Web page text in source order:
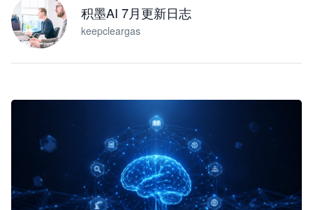
积墨AI 7月更新日志
keepcleargas